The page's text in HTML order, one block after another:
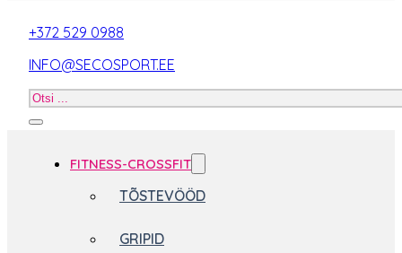
+372 529 0988
INFO@SECOSPORT.EE
Otsi
FITNESS-CROSSFIT
TÕSTEVÖÖD
GRIPID